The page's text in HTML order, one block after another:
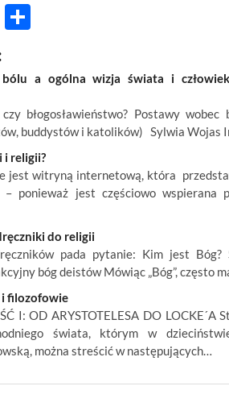
Li
dI
ar
a ogólna wizja świata i
błogosławieństwo? Postawy wobec
buddystów i katolików) Sylwia Wojas
i religii?
jest witryną internetową, która
ponieważ jest częściowo wspierana
do religii
pada pytanie: Kim jest Bóg?
bóg deistów Mówiąc „Bóg”, często
i filozofowie
I: OD ARYSTOTELESA DO
świata, którym w
można streścić w następujących…